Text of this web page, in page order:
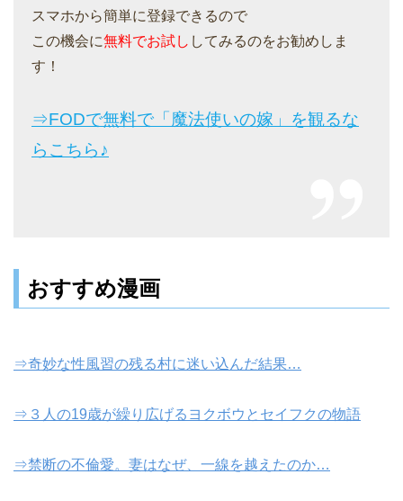
スマホから簡単に登録できるので
この機会に無料でお試し してみるのをお勧めしま
す！
⇒FODで無料で「魔法使いの嫁」を観るな
らこちら♪
おすすめ漫画
⇒奇妙な性風習の残る村に迷い込んだ結果…
⇒３人の19歳が繰り広げるヨクボウとセイフクの物語
⇒禁断の不倫愛。妻はなぜ、一線を越えたのか…